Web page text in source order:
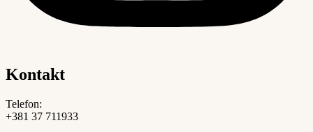
Kontakt
Telefon:
+381 37 711933